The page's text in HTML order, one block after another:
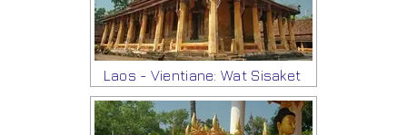
Laos - Vientiane: Wat Sisaket